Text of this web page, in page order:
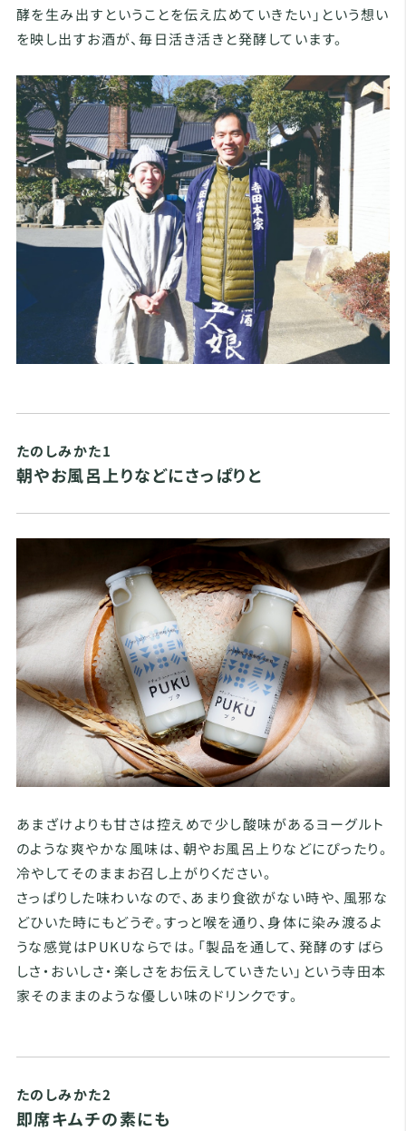
酵を生み出すということを伝え広めていきたい」という想い
を映し出すお酒が、毎日活き活きと発酵しています。
たのしみかた1
朝やお風呂上りなどにさっぱりと
あまざけよりも甘さは控えめで少し酸味があるヨーグルト
のような爽やかな風味は、朝やお風呂上りなどにぴったり。
冷やしてそのままお召し上がりください。
さっぱりした味わいなので、あまり食欲がない時や、風邪な
どひいた時にもどうぞ。すっと喉を通り、身体に染み渡るよ
うな感覚はPUKUならでは。「製品を通して、発酵のすばら
しさ・おいしさ・楽しさをお伝えしていきたい」という寺田本
家そのままのような優しい味のドリンクです。
たのしみかた2
即席キムチの素にも